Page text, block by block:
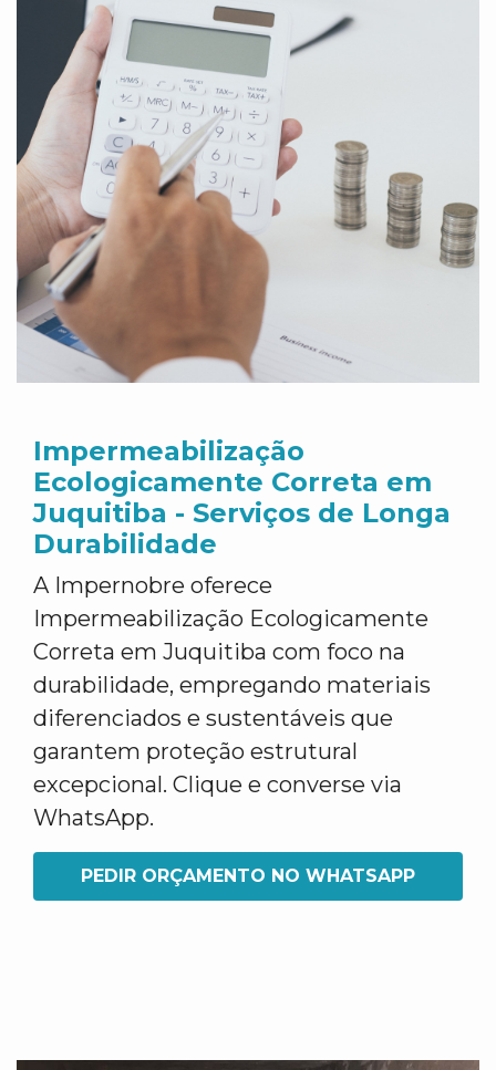
Impermeabilização
Ecologicamente Correta em
Juquitiba - Serviços de Longa
Durabilidade
A Impernobre oferece
Impermeabilização Ecologicamente
Correta em Juquitiba com foco na
durabilidade, empregando materiais
diferenciados e sustentáveis que
garantem proteção estrutural
excepcional. Clique e converse via
WhatsApp.
PEDIR ORÇAMENTO NO WHATSAPP